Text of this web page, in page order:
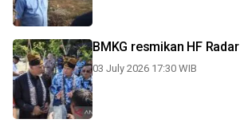
BMKG resmikan HF
03 July 2026 17:30 WIB